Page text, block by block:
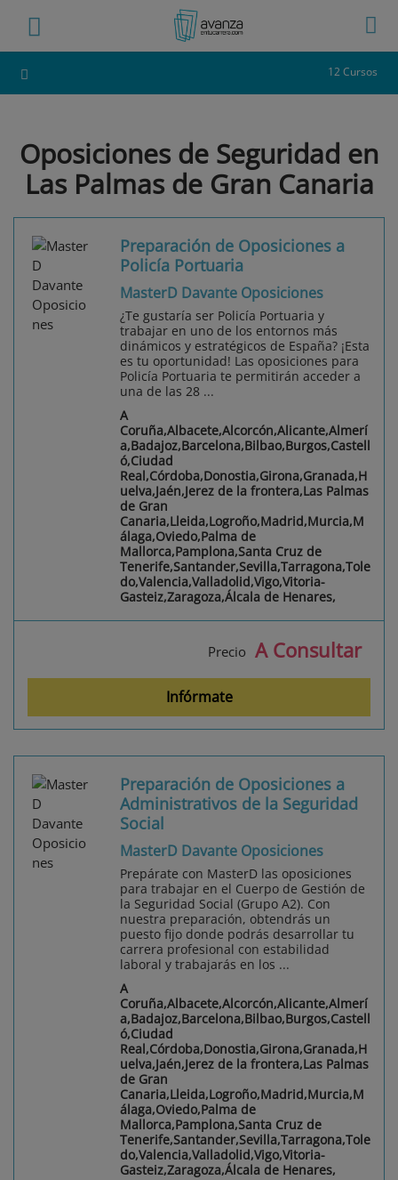
12 Cursos
Oposiciones de Seguridad en
Las Palmas de Gran Canaria
Preparación de Oposiciones a
Policía Portuaria
MasterD Davante Oposiciones
¿Te gustaría ser Policía Portuaria y
trabajar en uno de los entornos más
dinámicos y estratégicos de España? ¡Esta
es tu oportunidad! Las oposiciones para
Policía Portuaria te permitirán acceder a
una de las 28 ...
A
Coruña,Albacete,Alcorcón,Alicante,Almerí
a,Badajoz,Barcelona,Bilbao,Burgos,Castell
ó,Ciudad
Real,Córdoba,Donostia,Girona,Granada,H
uelva,Jaén,Jerez de la frontera,Las Palmas
de Gran
Canaria,Lleida,Logroño,Madrid,Murcia,M
álaga,Oviedo,Palma de
Mallorca,Pamplona,Santa Cruz de
Tenerife,Santander,Sevilla,Tarragona,Tole
do,Valencia,Valladolid,Vigo,Vitoria-
Gasteiz,Zaragoza,Álcala de Henares,
Precio A Consultar
Infórmate
Preparación de Oposiciones a
Administrativos de la Seguridad
Social
MasterD Davante Oposiciones
Prepárate con MasterD las oposiciones
para trabajar en el Cuerpo de Gestión de
la Seguridad Social (Grupo A2). Con
nuestra preparación, obtendrás un
puesto fijo donde podrás desarrollar tu
carrera profesional con estabilidad
laboral y trabajarás en los ...
A
Coruña,Albacete,Alcorcón,Alicante,Almerí
a,Badajoz,Barcelona,Bilbao,Burgos,Castell
ó,Ciudad
Real,Córdoba,Donostia,Girona,Granada,H
uelva,Jaén,Jerez de la frontera,Las Palmas
de Gran
Canaria,Lleida,Logroño,Madrid,Murcia,M
álaga,Oviedo,Palma de
Mallorca,Pamplona,Santa Cruz de
Tenerife,Santander,Sevilla,Tarragona,Tole
do,Valencia,Valladolid,Vigo,Vitoria-
Gasteiz,Zaragoza,Álcala de Henares,